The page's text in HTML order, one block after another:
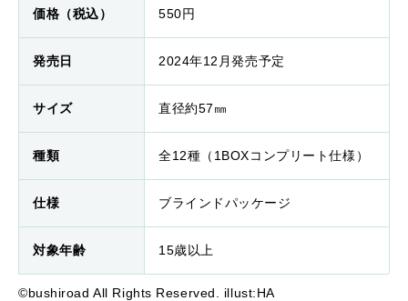
価格（税込） 550円
発売日 2024年12月発売予定
サイズ 直径約57㎜
種類 全12種（1BOXコンプリート仕様）
仕様 ブラインドパッケージ
対象年齢 15歳以上
©bushiroad All Rights Reserved. illust:HA